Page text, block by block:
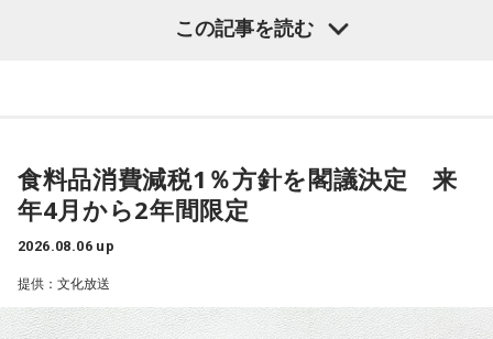
足を止め、車を止め、1分間の黙祷をすることがずっと4年間
キャンベル「毎日です。毎日やってるわけですね。日本で
は、関東大震災の翌年、1924年の9月1日に、一周忌と言いま
ということです。
今、阪神淡路大震災の1月17日と東日本大震災の3.11、それ
「今、広島では81回目の平和記念式典が
行われていまして、ちょうど今高市総理が就任後、初めての
てきた』という趣旨のことをおっしゃっているわけです。そ
れが、これから堅持をするのか、それがどういうことなのか
という言及が
なかったようです」
武田砂鉄「はい」
この記事を読む
食料品消費減税1％方針を閣議決定 来
年4月から2年間限定
2026.08.06 up
提供：文化放送